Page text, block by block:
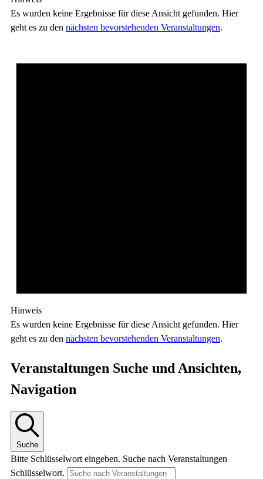
Es wurden keine Ergebnisse für diese Ansicht gefunden. Hier
geht es zu den nächsten bevorstehenden Veranstaltungen.
Hinweis
Es wurden keine Ergebnisse für diese Ansicht gefunden. Hier
geht es zu den nächsten bevorstehenden Veranstaltungen.
Veranstaltungen Suche und Ansichten,
Navigation
Suche
Bitte Schlüsselwort eingeben. Suche nach Veranstaltungen
Schlüsselwort.